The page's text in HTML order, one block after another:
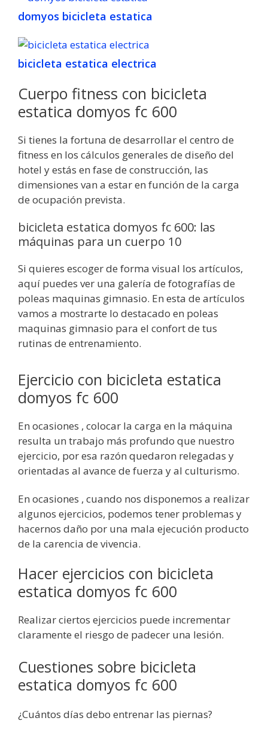
domyos bicicleta estatica
bicicleta estatica electrica
Cuerpo fitness con bicicleta
estatica domyos fc 600
Si tienes la fortuna de desarrollar el centro de
fitness en los cálculos generales de diseño del
hotel y estás en fase de construcción, las
dimensiones van a estar en función de la carga
de ocupación prevista.
bicicleta estatica domyos fc 600: las
máquinas para un cuerpo 10
Si quieres escoger de forma visual los artículos,
aquí puedes ver una galería de fotografías de
poleas maquinas gimnasio. En esta de artículos
vamos a mostrarte lo destacado en poleas
maquinas gimnasio para el confort de tus
rutinas de entrenamiento.
Ejercicio con bicicleta estatica
domyos fc 600
En ocasiones , colocar la carga en la máquina
resulta un trabajo más profundo que nuestro
ejercicio, por esa razón quedaron relegadas y
orientadas al avance de fuerza y al culturismo.
En ocasiones , cuando nos disponemos a realizar
algunos ejercicios, podemos tener problemas y
hacernos daño por una mala ejecución producto
de la carencia de vivencia.
Hacer ejercicios con bicicleta
estatica domyos fc 600
Realizar ciertos ejercicios puede incrementar
claramente el riesgo de padecer una lesión.
Cuestiones sobre bicicleta
estatica domyos fc 600
¿Cuántos días debo entrenar las piernas?